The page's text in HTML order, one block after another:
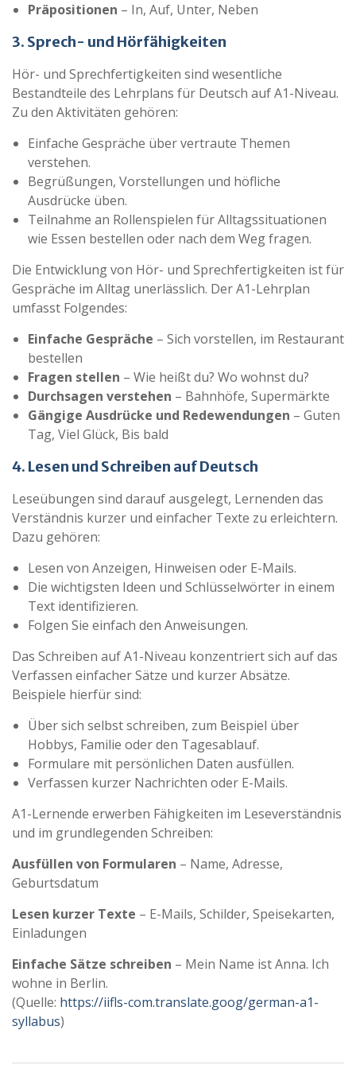
Präpositionen – In, Auf, Unter, Neben
3. Sprech- und Hörfähigkeiten
Hör- und Sprechfertigkeiten sind wesentliche
Bestandteile des Lehrplans für Deutsch auf A1-Niveau.
Zu den Aktivitäten gehören:
Einfache Gespräche über vertraute Themen
verstehen.
Begrüßungen, Vorstellungen und höfliche
Ausdrücke üben.
Teilnahme an Rollenspielen für Alltagssituationen
wie Essen bestellen oder nach dem Weg fragen.
Die Entwicklung von Hör- und Sprechfertigkeiten ist für
Gespräche im Alltag unerlässlich. Der A1-Lehrplan
umfasst Folgendes:
Einfache Gespräche – Sich vorstellen, im Restaurant
bestellen
Fragen stellen – Wie heißt du? Wo wohnst du?
Durchsagen verstehen – Bahnhöfe, Supermärkte
Gängige Ausdrücke und Redewendungen – Guten
Tag, Viel Glück, Bis bald
4. Lesen und Schreiben auf Deutsch
Leseübungen sind darauf ausgelegt, Lernenden das
Verständnis kurzer und einfacher Texte zu erleichtern.
Dazu gehören:
Lesen von Anzeigen, Hinweisen oder E-Mails.
Die wichtigsten Ideen und Schlüsselwörter in einem
Text identifizieren.
Folgen Sie einfach den Anweisungen.
Das Schreiben auf A1-Niveau konzentriert sich auf das
Verfassen einfacher Sätze und kurzer Absätze.
Beispiele hierfür sind:
Über sich selbst schreiben, zum Beispiel über
Hobbys, Familie oder den Tagesablauf.
Formulare mit persönlichen Daten ausfüllen.
Verfassen kurzer Nachrichten oder E-Mails.
A1-Lernende erwerben Fähigkeiten im Leseverständnis
und im grundlegenden Schreiben:
Ausfüllen von Formularen – Name, Adresse,
Geburtsdatum
Lesen kurzer Texte – E-Mails, Schilder, Speisekarten,
Einladungen
Einfache Sätze schreiben – Mein Name ist Anna. Ich
wohne in Berlin.
(Quelle: https://iifls-com.translate.goog/german-a1-
syllabus)